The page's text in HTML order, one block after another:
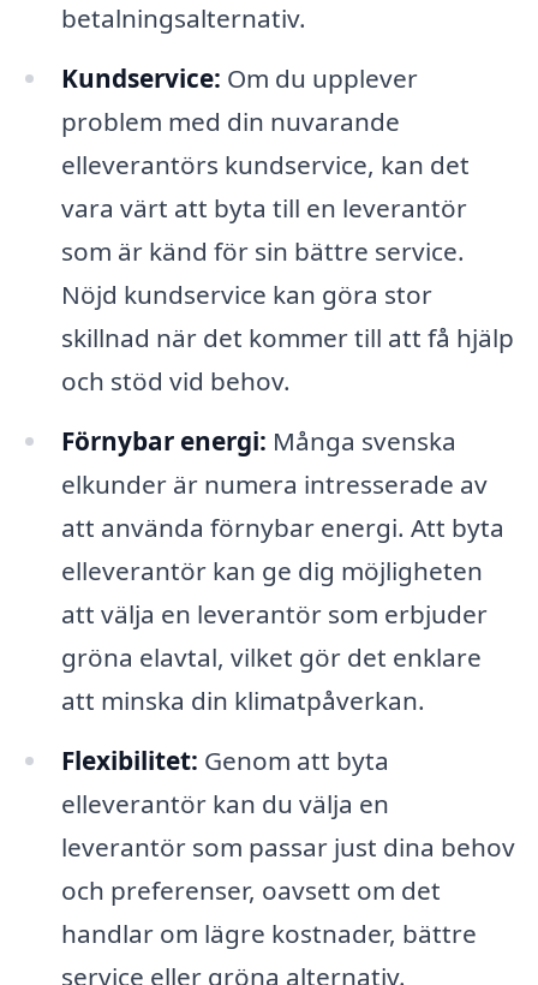
betalningsalternativ.
Kundservice: Om du upplever
problem med din nuvarande
elleverantörs kundservice, kan det
vara värt att byta till en leverantör
som är känd för sin bättre service.
Nöjd kundservice kan göra stor
skillnad när det kommer till att få hjälp
och stöd vid behov.
Förnybar energi: Många svenska
elkunder är numera intresserade av
att använda förnybar energi. Att byta
elleverantör kan ge dig möjligheten
att välja en leverantör som erbjuder
gröna elavtal, vilket gör det enklare
att minska din klimatpåverkan.
Flexibilitet: Genom att byta
elleverantör kan du välja en
leverantör som passar just dina behov
och preferenser, oavsett om det
handlar om lägre kostnader, bättre
service eller gröna alternativ.